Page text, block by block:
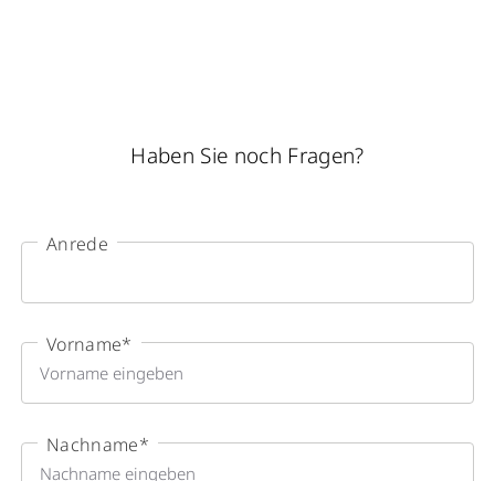
Haben Sie noch Fragen?
Anrede
Vorname*
Nachname*